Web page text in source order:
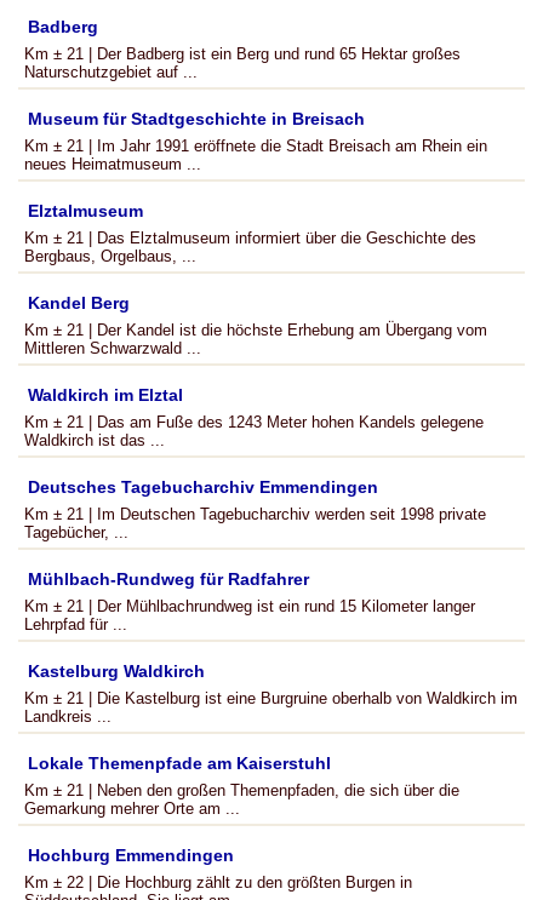
Badberg
Km ± 21 | Der Badberg ist ein Berg und rund 65 Hektar großes
Naturschutzgebiet auf ...
Museum für Stadtgeschichte in Breisach
Km ± 21 | Im Jahr 1991 eröffnete die Stadt Breisach am Rhein ein
neues Heimatmuseum ...
Elztalmuseum
Km ± 21 | Das Elztalmuseum informiert über die Geschichte des
Bergbaus, Orgelbaus, ...
Kandel Berg
Km ± 21 | Der Kandel ist die höchste Erhebung am Übergang vom
Mittleren Schwarzwald ...
Waldkirch im Elztal
Km ± 21 | Das am Fuße des 1243 Meter hohen Kandels gelegene
Waldkirch ist das ...
Deutsches Tagebucharchiv Emmendingen
Km ± 21 | Im Deutschen Tagebucharchiv werden seit 1998 private
Tagebücher, ...
Mühlbach-Rundweg für Radfahrer
Km ± 21 | Der Mühlbachrundweg ist ein rund 15 Kilometer langer
Lehrpfad für ...
Kastelburg Waldkirch
Km ± 21 | Die Kastelburg ist eine Burgruine oberhalb von Waldkirch im
Landkreis ...
Lokale Themenpfade am Kaiserstuhl
Km ± 21 | Neben den großen Themenpfaden, die sich über die
Gemarkung mehrer Orte am ...
Hochburg Emmendingen
Km ± 22 | Die Hochburg zählt zu den größten Burgen in